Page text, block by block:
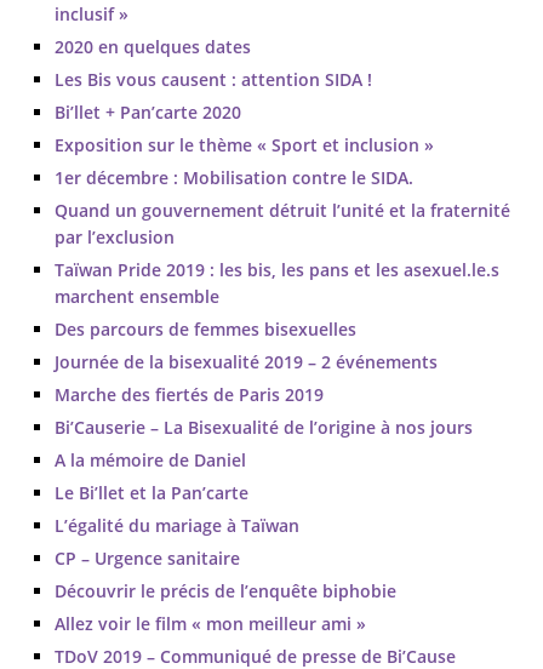
inclusif »
2020 en quelques dates
Les Bis vous causent : attention SIDA !
Bi’llet + Pan’carte 2020
Exposition sur le thème « Sport et inclusion »
1er décembre : Mobilisation contre le SIDA.
Quand un gouvernement détruit l’unité et la fraternité
par l’exclusion
Taïwan Pride 2019 : les bis, les pans et les asexuel.le.s
marchent ensemble
Des parcours de femmes bisexuelles
Journée de la bisexualité 2019 – 2 événements
Marche des fiertés de Paris 2019
Bi’Causerie – La Bisexualité de l’origine à nos jours
A la mémoire de Daniel
Le Bi’llet et la Pan’carte
L’égalité du mariage à Taïwan
CP – Urgence sanitaire
Découvrir le précis de l’enquête biphobie
Allez voir le film « mon meilleur ami »
TDoV 2019 – Communiqué de presse de Bi’Cause